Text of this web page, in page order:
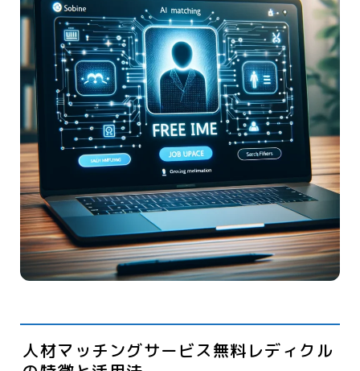
人材マッチングサービス無料レディクル